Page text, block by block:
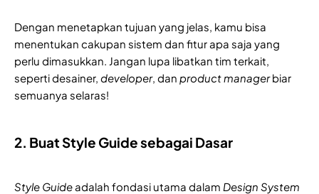
Dengan menetapkan tujuan yang jelas, kamu bisa
menentukan cakupan sistem dan fitur apa saja yang
perlu dimasukkan. Jangan lupa libatkan tim terkait,
seperti desainer, developer, dan product managerbiar
semuanya selaras!
2. Buat Style Guide sebagai Dasar
Style Guideadalah fondasi utama dalam Design System